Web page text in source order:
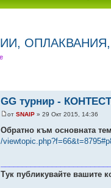
GG турнир -
отSNAIP » 29 Окт 2015, 14:36
Обратно към основната
/
Тук публикувайте вашите